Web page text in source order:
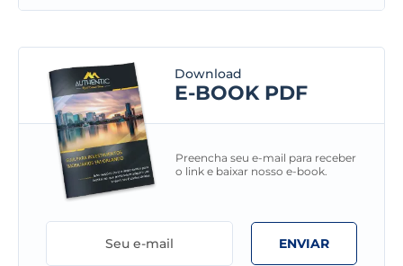
Download
E-BOOK PDF
Preencha seu e-mail para receber
o link e baixar nosso e-book.
ENVIAR